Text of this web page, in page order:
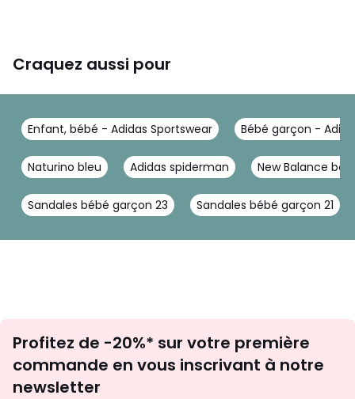
Craquez aussi pour
Enfant, bébé - Adidas Sportswear Bébé garçon -
Naturino bleu Adidas spiderman New Balance
Sandales bébé garçon 23 Sandales bébé garçon 21
newsletter
Profitez de -20%* sur votre première
commande en vous inscrivant à notre
newsletter